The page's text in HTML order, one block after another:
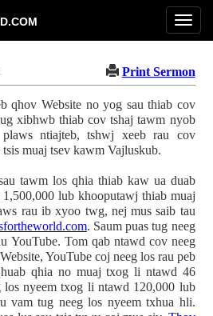
Print Sermon
qhov Website no yog sau thiab cov
xibhwb thiab cov tshaj tawm nyob
ntiajteb, tshwj xeeb rau cov
muaj tsev kawm Vajluskub.
tawm los qhia thiab kaw ua duab
lub khooputawj thiab muaj
rau ib xyoo twg, nej mus saib tau
. Saum puas tug neeg
YouTube. Tom qab ntawd cov neeg
YouTube coj neeg los rau peb
qhia no muaj txog li ntawd 46
los nyeem txog li ntawd 120,000 lub
vam tug neeg los nyeem txhua hli.